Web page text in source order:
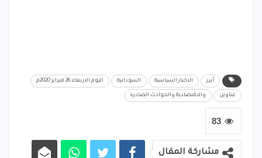
أبرز الاخبار السياسية السودانية اليوم الاربعاء 26 فبراير 2020م
عناوين والاقتصادية والحوادث الصادرة
83
مشاركة المقال